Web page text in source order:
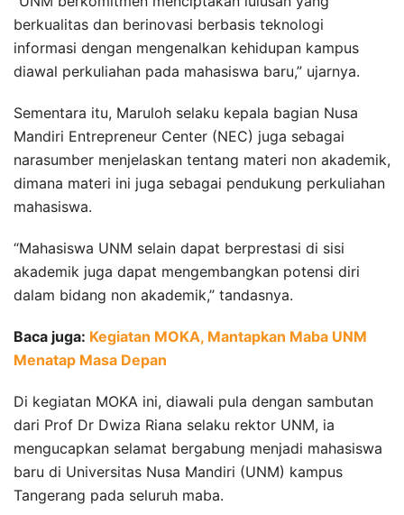
berkualitas dan berinovasi berbasis teknologi
informasi dengan mengenalkan kehidupan kampus
diawal perkuliahan pada mahasiswa baru,” ujarnya.
Sementara itu, Maruloh selaku kepala bagian Nusa
Mandiri Entrepreneur Center (NEC) juga sebagai
narasumber menjelaskan tentang materi non akademik,
dimana materi ini juga sebagai pendukung perkuliahan
mahasiswa.
“Mahasiswa UNM selain dapat berprestasi di sisi
akademik juga dapat mengembangkan potensi diri
dalam bidang non akademik,” tandasnya.
Baca juga: Kegiatan MOKA, Mantapkan Maba UNM
Menatap Masa Depan
Di kegiatan MOKA ini, diawali pula dengan sambutan
dari Prof Dr Dwiza Riana selaku rektor UNM, ia
mengucapkan selamat bergabung menjadi mahasiswa
baru di Universitas Nusa Mandiri (UNM) kampus
Tangerang pada seluruh maba.